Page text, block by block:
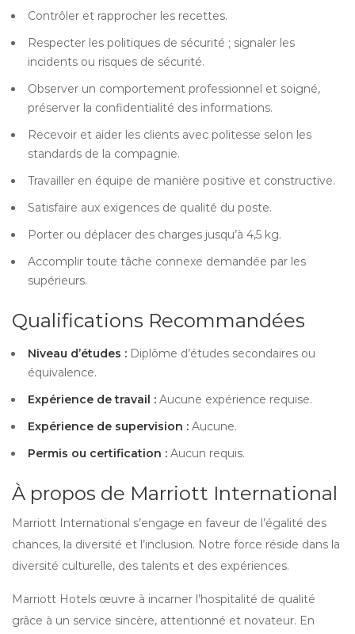
Contrôler et rapprocher les recettes.
Respecter les politiques de sécurité ; signaler les
incidents ou risques de sécurité.
Observer un comportement professionnel et soigné,
préserver la confidentialité des informations.
Recevoir et aider les clients avec politesse selon les
standards de la compagnie.
Travailler en équipe de manière positive et constructive.
Satisfaire aux exigences de qualité du poste.
Porter ou déplacer des charges jusqu’à 4,5 kg.
Accomplir toute tâche connexe demandée par les
supérieurs.
Qualifications Recommandées
Niveau d’études : Diplôme d’études secondaires ou
équivalence.
Expérience de travail : Aucune expérience requise.
Expérience de supervision : Aucune.
Permis ou certification : Aucun requis.
À propos de Marriott International
Marriott International s’engage en faveur de l’égalité des
chances, la diversité et l’inclusion. Notre force réside dans la
diversité culturelle, des talents et des expériences.
Marriott Hotels œuvre à incarner l’hospitalité de qualité
grâce à un service sincère, attentionné et novateur. En